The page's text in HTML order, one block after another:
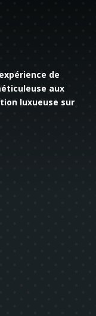
de
aux
luxueuse sur